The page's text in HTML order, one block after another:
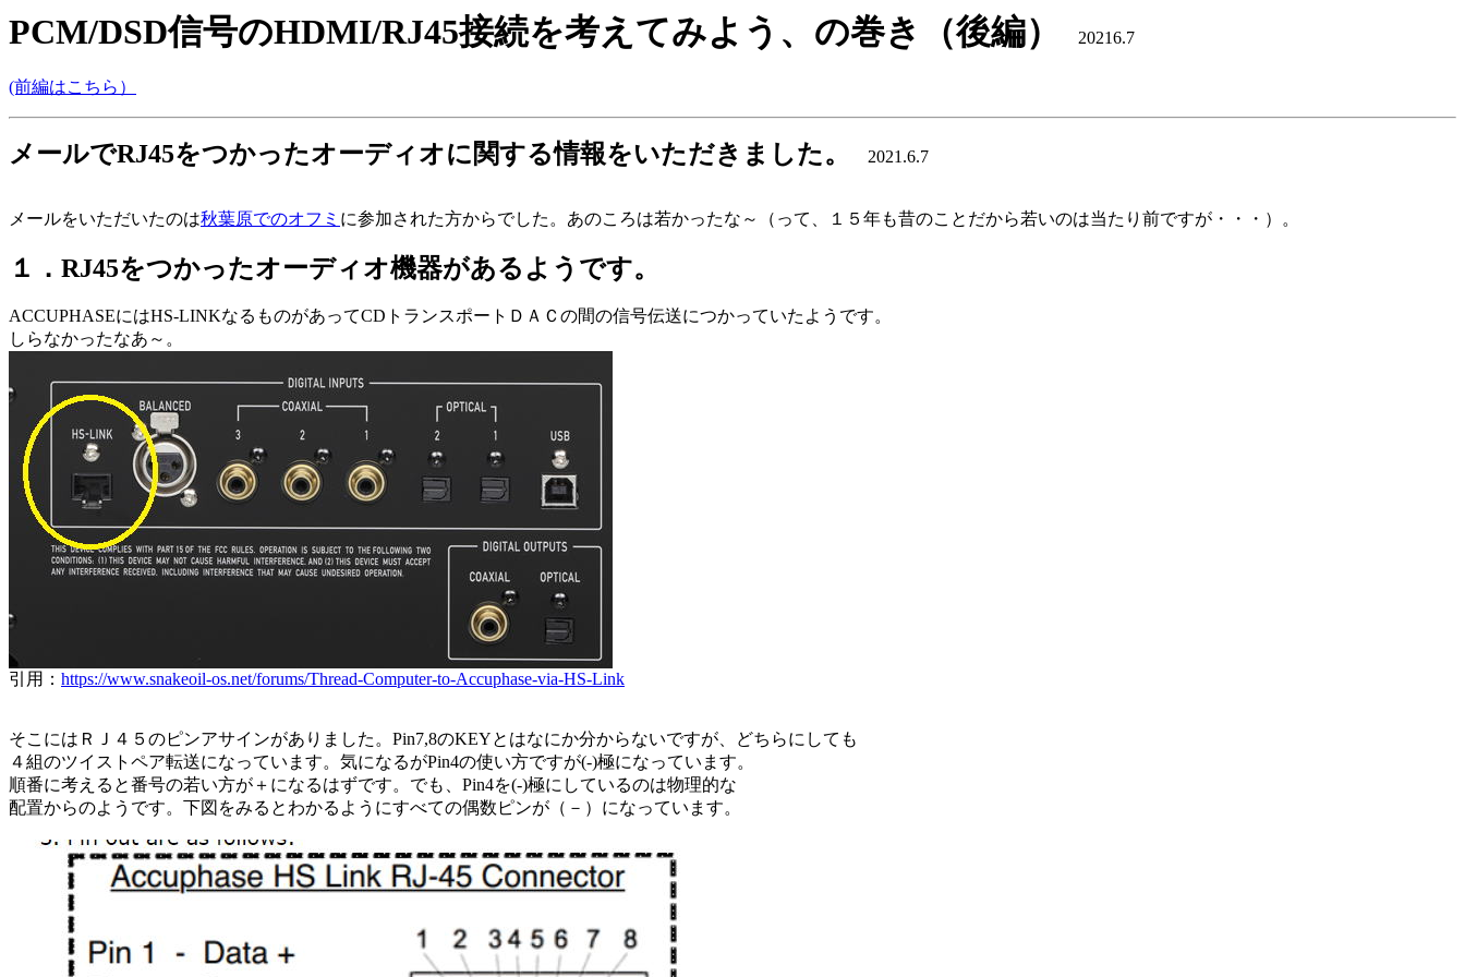
PCM/DSD信号のHDMI/RJ45接続を考えてみよう、の巻き（後編） 20216.7
(前編はこちら）
メールでRJ45をつかったオーディオに関する情報をいただきました。 2021.6.7
メールをいただいたのは秋葉原でのオフミ に参加された方からでした。あのころは若かったな～（って、１５年も昔のことだから若いのは当たり前ですが・・・）。
１．RJ45をつかったオーディオ機器があるようです。
ACCUPHASEにはHS-LINKなるものがあってCDトランスポートＤＡＣの間の信号伝送につかっていたようです。
しらなかったなあ～。
引用： https://www.snakeoil-os.net/forums/Thread-Computer-to-Accuphase-via-HS-Link
そこにはＲＪ４５のピンアサインがありました。Pin7,8のKEYとはなにか分からないですが、どちらにしても
４組のツイストペア転送になっています。気になるがPin4の使い方ですが(-)極になっています。
順番に考えると番号の若い方が＋になるはずです。でも、Pin4を(-)極にしているのは物理的な
配置からのようです。下図をみるとわかるようにすべての偶数ピンが（－）になっています。